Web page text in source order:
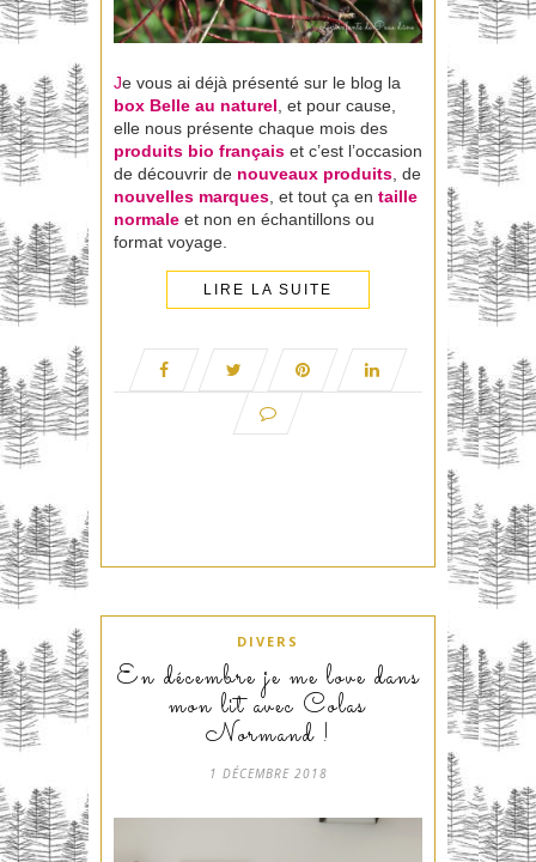
Je vous ai déjà présenté sur le blog la
box Belle au naturel , et pour cause,
elle nous présente chaque mois des
produits bio français et c’est l’occasion
de découvrir de nouveaux produits , de
nouvelles marques , et tout ça en taille
normale et non en échantillons ou
format voyage.
LIRE LA SUITE
DIVERS
En décembre je me love dans
mon lit avec Colas
Normand !
1 DÉCEMBRE 2018